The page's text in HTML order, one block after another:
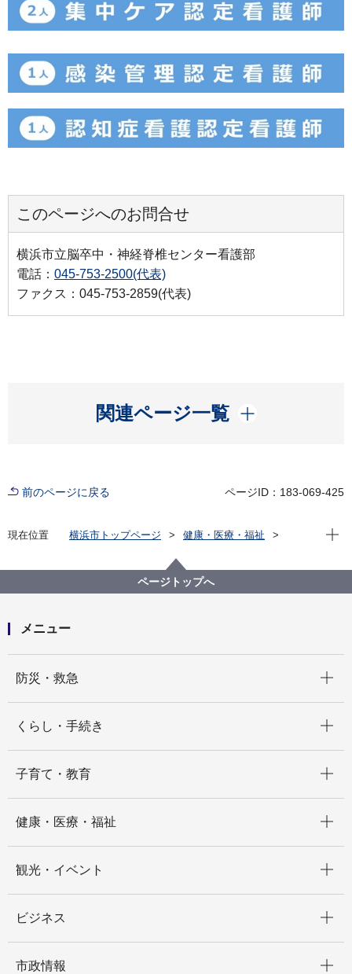
このページへのお問合せ
横浜市立脳卒中・神経脊椎センター看護部
電話： 045-753-2500(代表)
ファクス：045-753-2859(代表)
関連ページ一覧
開く
前のページに戻る ページID：183-069-425
現在位置 横浜市トップページ
健康・医療・福祉
横浜市立脳卒中・神経脊椎センター
診療科・各部門のご案内
看護部
現在
ページトップへ
メニュー
防災・救急
くらし・手続き
子育て・教育
健康・医療・福祉
観光・イベント
ビジネス
市政情報